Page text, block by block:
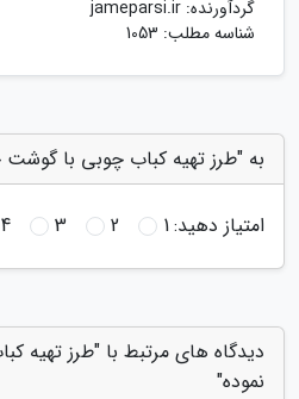
گردآورنده: jameparsi.ir
شناسه مطلب: 1053
به "طرز تهیه کباب چوبی با گوشت
امتیاز دهید:1
2
3
4
دیدگاه های مرتبط با "طرز تهیه
نموده"